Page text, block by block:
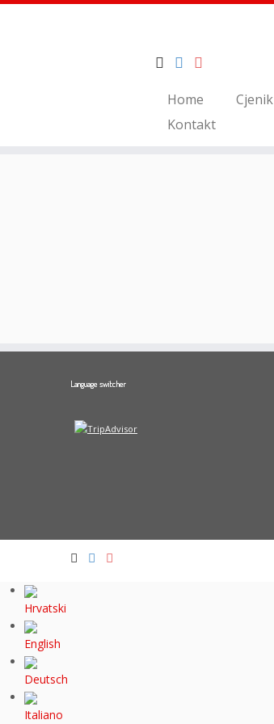
Home Cjenik
Kontakt
kuća za odmor s bazenom
Language switcher
Hrvatski
English
Deutsch
Italiano